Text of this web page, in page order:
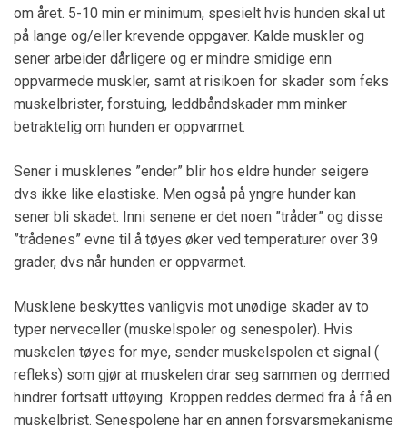
om året. 5-10 min er minimum, spesielt hvis hunden skal ut
på lange og/eller krevende oppgaver. Kalde muskler og
sener arbeider dårligere og er mindre smidige enn
oppvarmede muskler, samt at risikoen for skader som feks
muskelbrister, forstuing, leddbåndskader mm minker
betraktelig om hunden er oppvarmet.
Sener i musklenes ”ender” blir hos eldre hunder seigere
dvs ikke like elastiske. Men også på yngre hunder kan
sener bli skadet. Inni senene er det noen ”tråder” og disse
”trådenes” evne til å tøyes øker ved temperaturer over 39
grader, dvs når hunden er oppvarmet.
Musklene beskyttes vanligvis mot unødige skader av to
typer nerveceller (muskelspoler og senespoler). Hvis
muskelen tøyes for mye, sender muskelspolen et signal (
refleks) som gjør at muskelen drar seg sammen og dermed
hindrer fortsatt uttøying. Kroppen reddes dermed fra å få en
muskelbrist. Senespolene har en annen forsvarsmekanisme